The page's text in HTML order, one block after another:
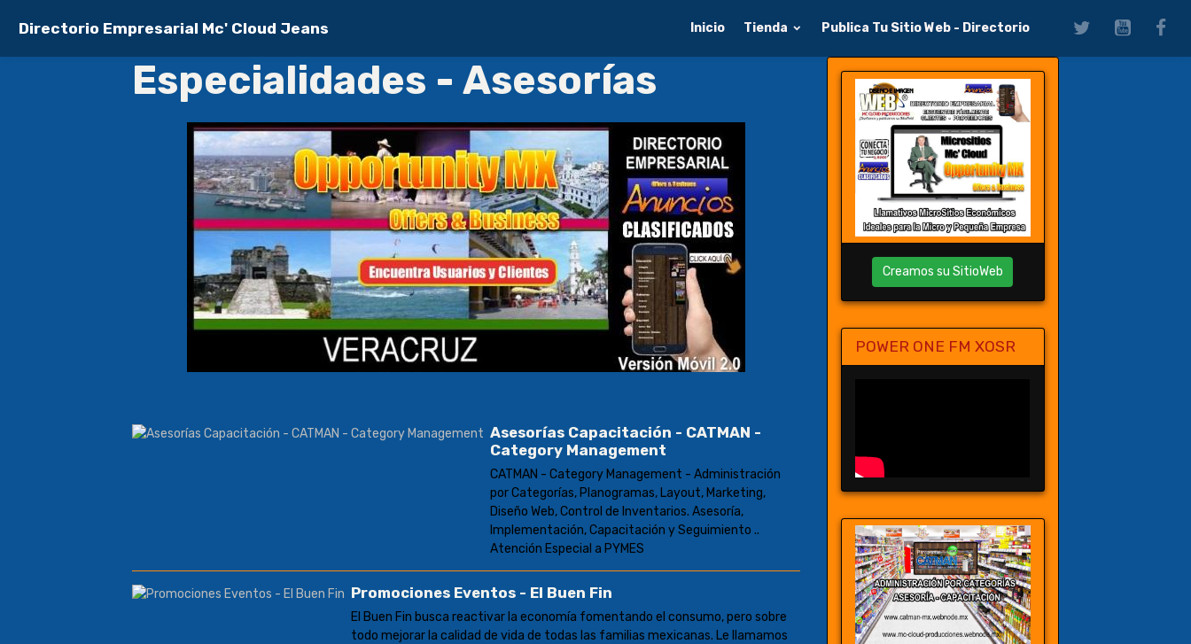
Directorio Empresarial Mc' Cloud Jeans Inicio Tienda Publica Tu Sitio Web - Directorio
Especialidades - Asesorías
Asesorías Capacitación - CATMAN -
Category Management
CATMAN - Category Management - Administración
por Categorías, Planogramas, Layout, Marketing,
Diseño Web, Control de Inventarios. Asesoría,
Implementación, Capacitación y Seguimiento ..
Atención Especial a PYMES
Promociones Eventos - El Buen Fin
El Buen Fin busca reactivar la economía fomentando el consumo, pero sobre
todo mejorar la calidad de vida de todas las familias mexicanas. Le llamamos
Creamos su SitioWeb
POWER ONE FM XOSR